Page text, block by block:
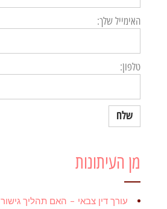
האימייל שלך:
טלפון:
מן העיתונות
עורך דין צבאי – האם תהליך גישור